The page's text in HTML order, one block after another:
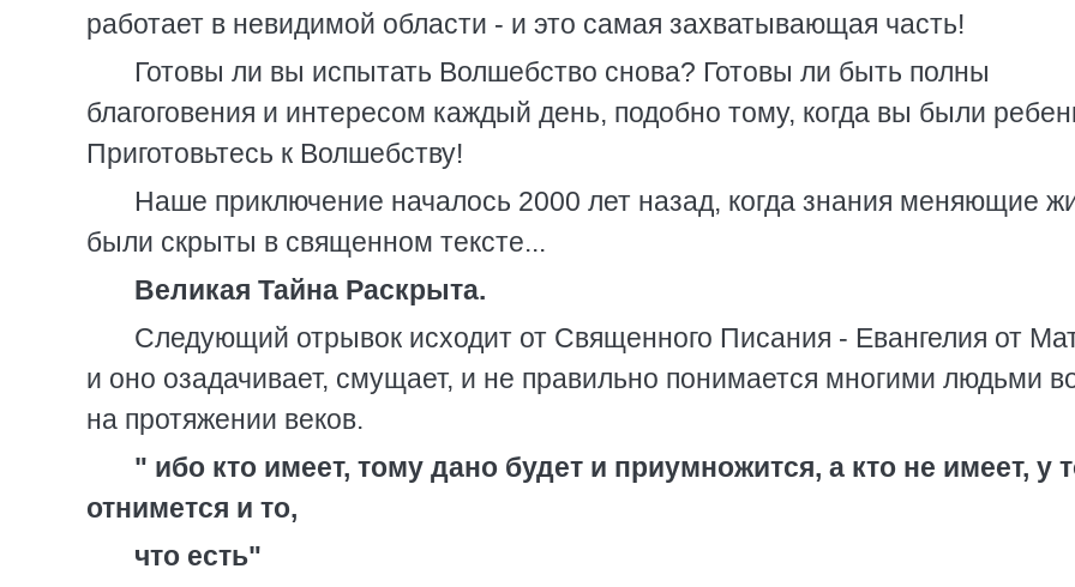
работает в невидимой области - и это самая захватывающая часть!
Готовы ли вы испытать Волшебство снова? Готовы ли быть полны
благоговения и интересом каждый день, подобно тому, когда вы были
Приготовьтесь к Волшебству!
Наше приключение началось 2000 лет назад, когда знания меняющие
были скрыты в священном тексте...
Великая Тайна Раскрыта.
Следующий отрывок исходит от Священного Писания - Евангелия от
и оно озадачивает, смущает, и не правильно понимается многими людьми
на протяжении веков.
" ибо кто имеет, тому дано будет и приумножится, а кто не имеет, у
отнимется и то,
что есть"